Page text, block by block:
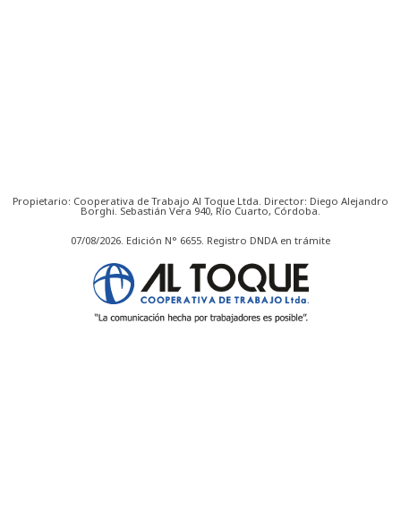
Propietario: Cooperativa de Trabajo Al Toque Ltda. Director: Diego Alejandro
Borghi. Sebastián Vera 940, Río Cuarto, Córdoba.
07/08/2026. Edición N° 6655. Registro DNDA en trámite